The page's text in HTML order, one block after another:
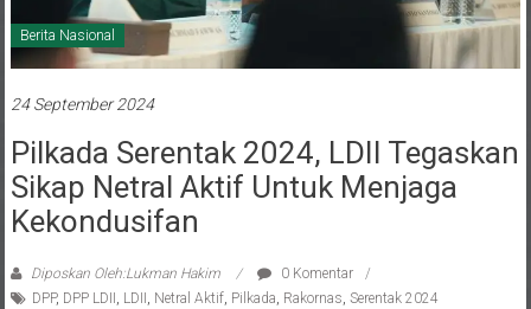
Berita Nasional
24 September 2024
Pilkada Serentak 2024, LDII Tegaskan
Sikap Netral Aktif Untuk Menjaga
Kekondusifan
Diposkan Oleh:Lukman Hakim
0 Komentar
DPP, DPP LDII LDII Netral Aktif, Pilkada Rakornas Serentak 2024